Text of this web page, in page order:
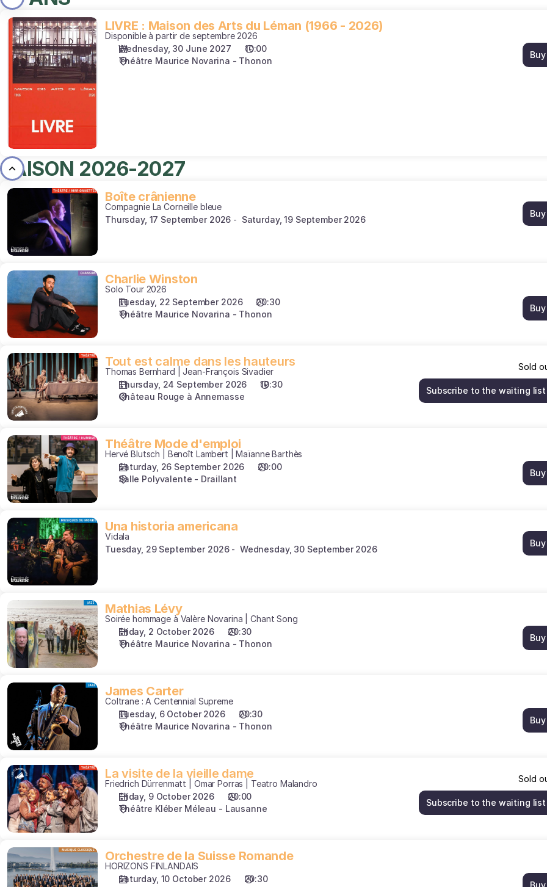
LIVRE
Maison
des
Arts
du
2026)
LIVRE : Maison des Arts du Léman (1966 - 2026)
Disponible à partir de septembre 2026
Wednesday, 30 June 2027
10:00
Théâtre Maurice Novarina - Thonon
Buy
SAISON 2026-2027
Boîte
crânienne
Boîte crânienne
Compagnie La Corneille bleue
Thursday, 17 September 2026
Saturday, 19 September 2026
Buy
Charlie
Winston
Charlie Winston
Solo Tour 2026
Tuesday, 22 September 2026
20:30
Théâtre Maurice Novarina - Thonon
Buy
Tout
est
calme
dans
les
Tout est calme dans les hauteurs
Thomas Bernhard | Jean-François Sivadier
Thursday, 24 September 2026
19:30
Château Rouge à Annemasse
Sold
Subscribe to the waiting list
Théâtre
Mode
d'emploi
Théâtre Mode d'emploi
Hervé Blutsch | Benoît Lambert | Maïanne Barthès
Saturday, 26 September 2026
20:00
Salle Polyvalente - Draillant
Buy
Una
historia
americana
Una historia americana
Vidala
Tuesday, 29 September 2026
Wednesday, 30 September 2026
Buy
Mathias
Lévy
Mathias Lévy
Soirée hommage à Valère Novarina | Chant Song
Friday, 2 October 2026
20:30
Théâtre Maurice Novarina - Thonon
Buy
James
James Carter
Coltrane : A Centennial Supreme
Tuesday, 6 October 2026
20:30
Théâtre Maurice Novarina - Thonon
Buy
La
visite
de
la
vieille
La visite de la vieille dame
Friedrich Dürrenmatt | Omar Porras | Teatro Malandro
Friday, 9 October 2026
20:00
Théâtre Kléber Méleau - Lausanne
Sold
Subscribe to the waiting list
Orchestre
de
la
Orchestre de la Suisse Romande
HORIZONS FINLANDAIS
Saturday, 10 October 2026
20:30
Buy